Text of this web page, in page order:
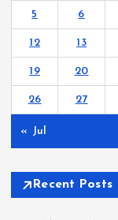
5 6
12 13
19 20
26 27
« Jul
Recent Posts